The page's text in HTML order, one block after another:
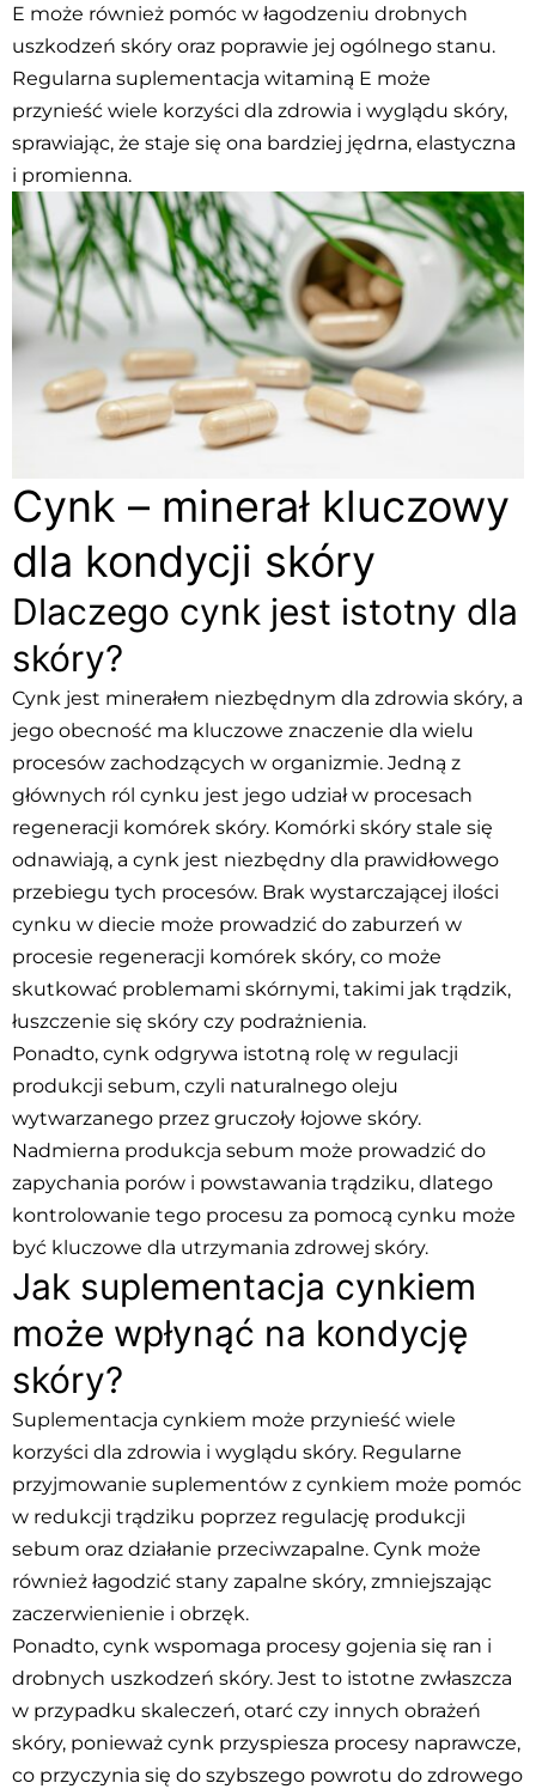
E może również pomóc w łagodzeniu drobnych
uszkodzeń skóry oraz poprawie jej ogólnego stanu.
Regularna suplementacja witaminą E może
przynieść wiele korzyści dla zdrowia i wyglądu skóry,
sprawiając, że staje się ona bardziej jędrna, elastyczna
i promienna.
Cynk – minerał kluczowy
dla kondycji skóry
Dlaczego cynk jest istotny dla
skóry?
Cynk jest minerałem niezbędnym dla zdrowia skóry, a
jego obecność ma kluczowe znaczenie dla wielu
procesów zachodzących w organizmie. Jedną z
głównych ról cynku jest jego udział w procesach
regeneracji komórek skóry. Komórki skóry stale się
odnawiają, a cynk jest niezbędny dla prawidłowego
przebiegu tych procesów. Brak wystarczającej ilości
cynku w diecie może prowadzić do zaburzeń w
procesie regeneracji komórek skóry, co może
skutkować problemami skórnymi, takimi jak trądzik,
łuszczenie się skóry czy podrażnienia.
Ponadto, cynk odgrywa istotną rolę w regulacji
produkcji sebum, czyli naturalnego oleju
wytwarzanego przez gruczoły łojowe skóry.
Nadmierna produkcja sebum może prowadzić do
zapychania porów i powstawania trądziku, dlatego
kontrolowanie tego procesu za pomocą cynku może
być kluczowe dla utrzymania zdrowej skóry.
Jak suplementacja cynkiem
może wpłynąć na kondycję
skóry?
Suplementacja cynkiem może przynieść wiele
korzyści dla zdrowia i wyglądu skóry. Regularne
przyjmowanie suplementów z cynkiem może pomóc
w redukcji trądziku poprzez regulację produkcji
sebum oraz działanie przeciwzapalne. Cynk może
również łagodzić stany zapalne skóry, zmniejszając
zaczerwienienie i obrzęk.
Ponadto, cynk wspomaga procesy gojenia się ran i
drobnych uszkodzeń skóry. Jest to istotne zwłaszcza
w przypadku skaleczeń, otarć czy innych obrażeń
skóry, ponieważ cynk przyspiesza procesy naprawcze,
co przyczynia się do szybszego powrotu do zdrowego